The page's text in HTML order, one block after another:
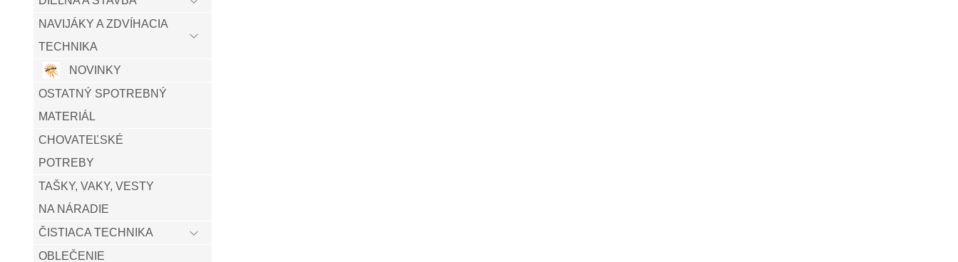
NAVIJÁKY A ZDVÍHACIA
TECHNIKA
NOVINKY
OSTATNÝ SPOTREBNÝ
MATERIÁL
CHOVATEĽSKÉ
POTREBY
TAŠKY, VAKY, VESTY
NA NÁRADIE
ČISTIACA TECHNIKA
OBLEČENIE